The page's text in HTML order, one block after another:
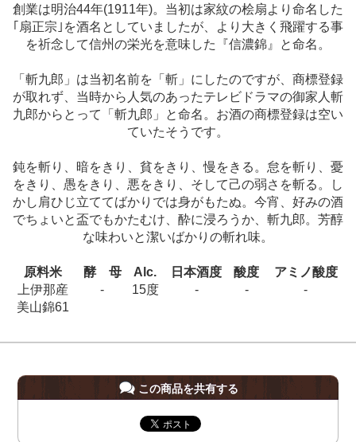
創業は明治44年(1911年)。当初は家紋の桧扇より命名した
｢扇正宗｣を酒名としていましたが、より大きく飛躍する事
を祈念して信州の栄光を意味した『信濃錦』と命名。
「斬九郎」は当初名前を「斬」にしたのですが、商標登録
が取れず、当時から人気のあったテレビドラマの御家人斬
九郎からとって「斬九郎」と命名。お酒の商標登録は空い
ていたそうです。
鈍を斬り、暗をきり、貧をきり、慢をきる。怠を斬り、憂
をきり、愚をきり、悪をきり、そして己の弱さを斬る。し
かし肩ひじ立ててばかりでは身がもたぬ。今宵、好みの酒
でちょいと盃でもかたむけ、酔に浸ろうか、斬九郎。芳醇
な味わいと潔いばかりの斬れ味。
原料米 酵 母 Alc. 日本酒度 酸度
アミノ酸度
上伊那産
美山錦61
- 15度 - - -
この商品を共有する